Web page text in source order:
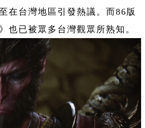
在台灣地區引發熱議。而86版
也已被眾多台灣觀眾所熟知。